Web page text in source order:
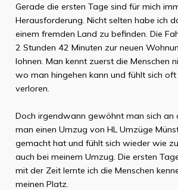
Gerade die ersten Tage sind für mich
Herausforderung. Nicht selten habe ich
einem fremden Land zu befinden. Die
2 Stunden 42 Minuten zur neuen
lohnen. Man kennt zuerst die Menschen
wo man hingehen kann und fühlt sich oft
verloren.
Doch irgendwann gewöhnt man sich an
man einen Umzug von HL Umzüge
gemacht hat und fühlt sich wieder wie
auch bei meinem Umzug. Die ersten
mit der Zeit lernte ich die Menschen
meinen Platz.